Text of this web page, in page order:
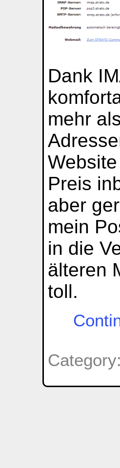
Dank
mehr
Preis
aber
mein
in die
älteren
toll.
Category: